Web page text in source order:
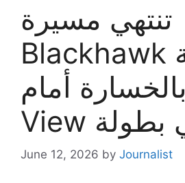
تنتهي مسيرة
Blackhawk التاريخية
بالخسارة أمام Valley
June 12, 2026 by Journalist